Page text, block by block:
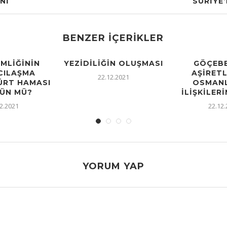
BENZER İÇERIKLER
HAMASI
MÜ?
YEZIDILIĞIN OLUŞMASI
22.12.2021
YORUM YAP